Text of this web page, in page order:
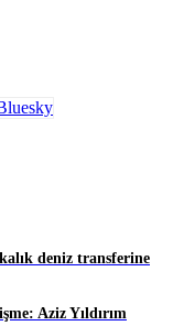
deniz transferine
Aziz Yıldırım